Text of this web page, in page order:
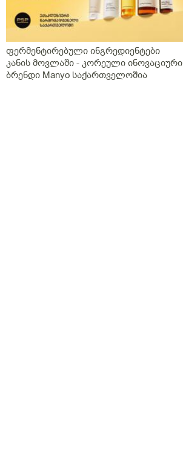
ფერმენტირებული ინგრედიენტები
კანის მოვლაში - კორეული ინოვაციური
ბრენდი Manyo საქართველოშია